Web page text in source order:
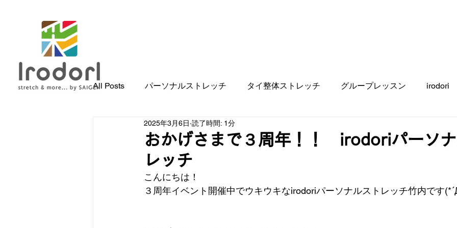
All Posts パーソナルストレッチ タイ整体ストレッチ グループレッスン irodori
おかげさまで３周年！！ irodoriパーソナ
レッチ
2025年3月6日 読了時間: 1分
こんにちは！
３周年イベント開催中でウキウキなirodoriパーソナルストレッチ竹内です